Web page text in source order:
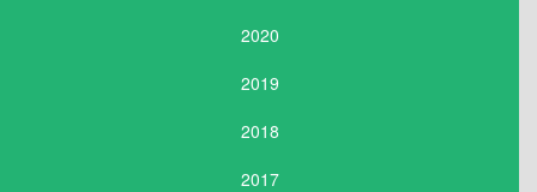
2020
2019
2018
2017